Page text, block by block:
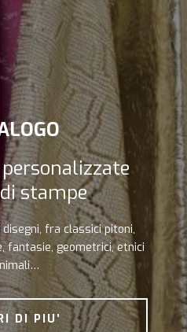
stampe
fra classici pitoni,
fantasie, geometrici, etnici
DI PIU’